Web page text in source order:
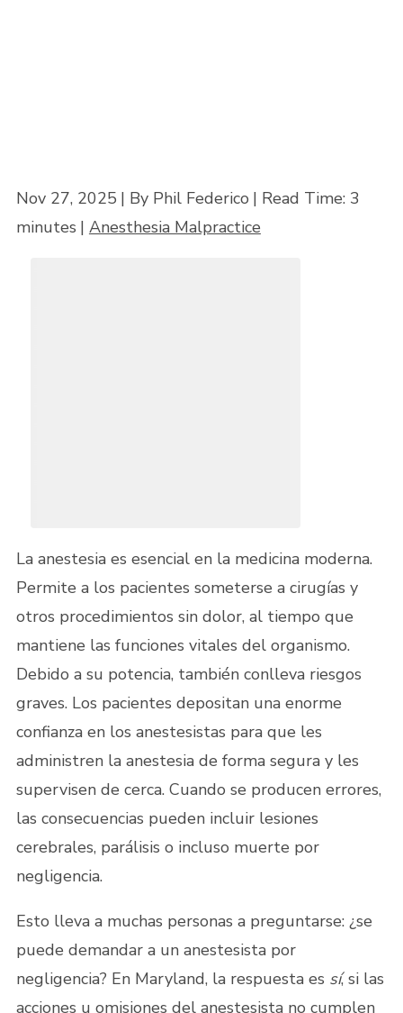
Nov 27, 2025 | By Phil Federico | Read Time: 3
minutes | Anesthesia Malpractice
La anestesia es esencial en la medicina moderna.
Permite a los pacientes someterse a cirugías y
otros procedimientos sin dolor, al tiempo que
mantiene las funciones vitales del organismo.
Debido a su potencia, también conlleva riesgos
graves. Los pacientes depositan una enorme
confianza en los anestesistas para que les
administren la anestesia de forma segura y les
supervisen de cerca. Cuando se producen errores,
las consecuencias pueden incluir lesiones
cerebrales, parálisis o incluso muerte por
negligencia.
Esto lleva a muchas personas a preguntarse: ¿se
puede demandar a un anestesista por
negligencia? En Maryland, la respuesta es sí, si las
acciones u omisiones del anestesista no cumplen